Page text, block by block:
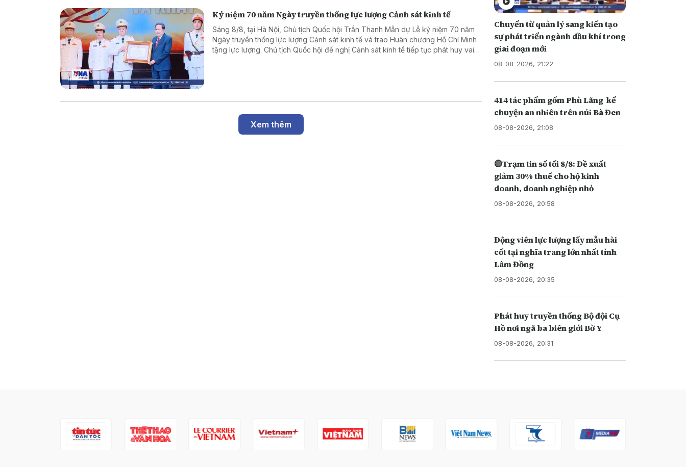
Kỷ niệm 70 năm Ngày truyền thống lực lượng Cảnh sát kinh tế
Sáng 8/8, tại Hà Nội, Chủ tịch Quốc hội Trần Thanh Mẫn dự Lễ kỷ niệm 70 năm
Ngày truyền thống lực lượng Cảnh sát kinh tế và trao Huân chương Hồ Chí Minh
tặng lực lượng. Chủ tịch Quốc hội đề nghị Cảnh sát kinh tế tiếp tục phát huy vai
Xem thêm
Chuyển từ quản lý sang kiến tạo
sự phát triển ngành dầu khí trong
giai đoạn mới
08-08-2026, 21:22
414 tác phẩm gốm Phù Lãng kể
chuyện an nhiên trên núi Bà Đen
08-08-2026, 21:08
🔴Trạm tin số tối 8/8: Đề xuất
giảm 30% thuế cho hộ kinh
doanh, doanh nghiệp nhỏ
08-08-2026, 20:58
Động viên lực lượng lấy mẫu hài
cốt tại nghĩa trang lớn nhất tỉnh
Lâm Đồng
08-08-2026, 20:35
Phát huy truyền thống Bộ đội Cụ
Hồ nơi ngã ba biên giới Bờ Y
08-08-2026, 20:31